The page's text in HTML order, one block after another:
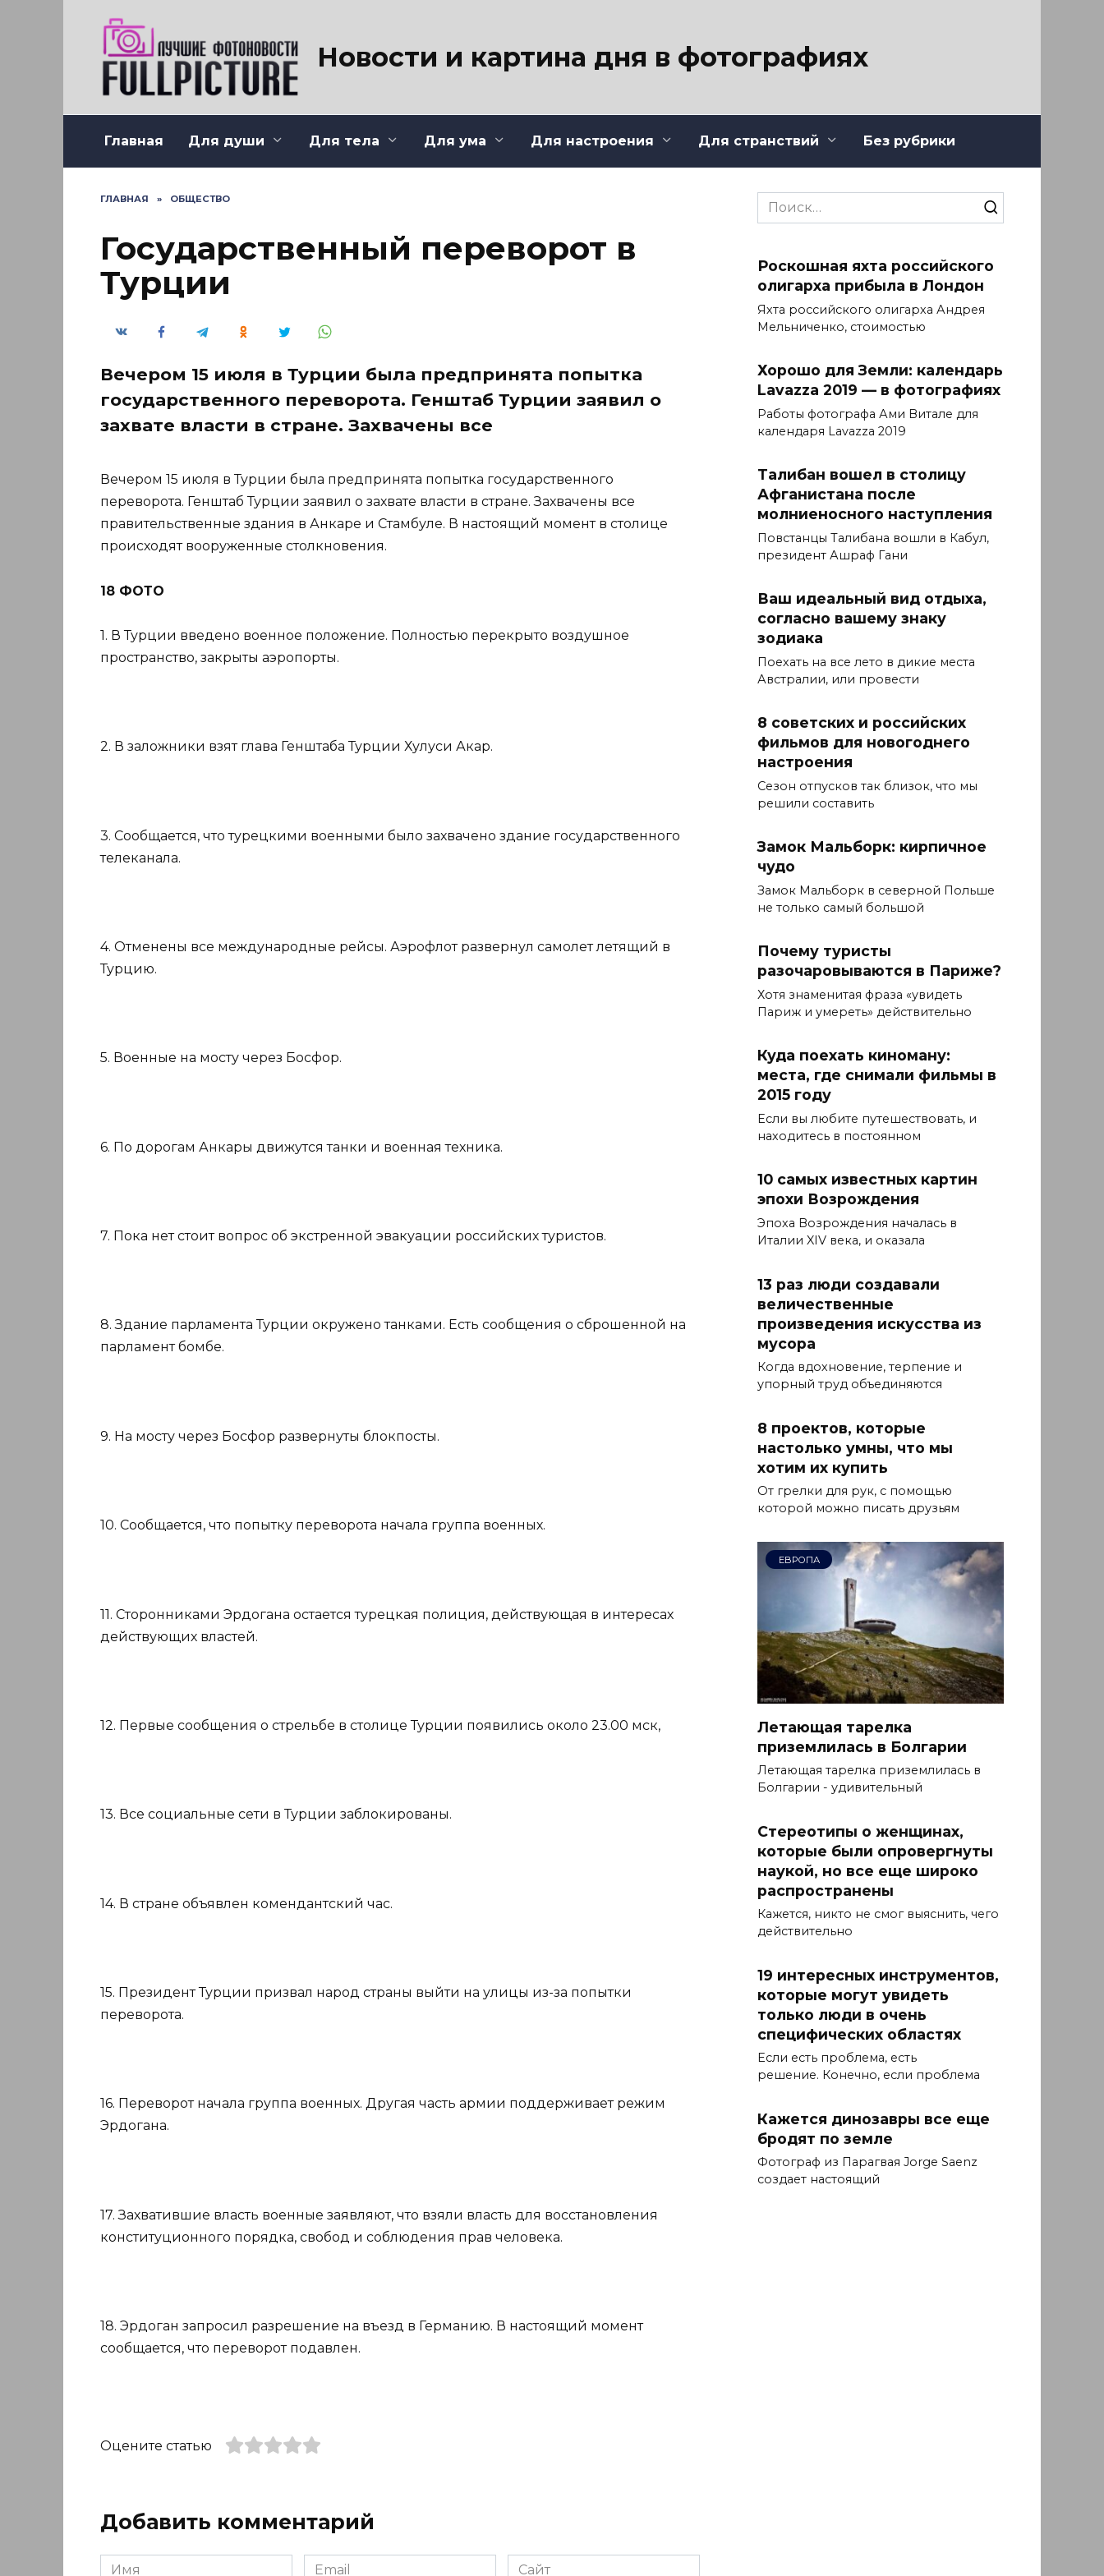
Новости и картина дня в фотографиях
Главная Для души Для тела Для ума Для настроения Для странствий Без рубрики
ГЛАВНАЯ » ОБЩЕСТВО
Государственный переворот в
Турции
Вечером 15 июля в Турции была предпринята попытка
государственного переворота. Генштаб Турции заявил о
захвате власти в стране. Захвачены все
Вечером 15 июля в Турции была предпринята попытка государственного
переворота. Генштаб Турции заявил о захвате власти в стране. Захвачены все
правительственные здания в Анкаре и Стамбуле. В настоящий момент в столице
происходят вооруженные столкновения.
18 ФОТО
1. В Турции введено военное положение. Полностью перекрыто воздушное
пространство, закрыты аэропорты.
2. В заложники взят глава Генштаба Турции Хулуси Акар.
3. Сообщается, что турецкими военными было захвачено здание государственного
телеканала.
4. Отменены все международные рейсы. Аэрофлот развернул самолет летящий в
Турцию.
5. Военные на мосту через Босфор.
6. По дорогам Анкары движутся танки и военная техника.
7. Пока нет стоит вопрос об экстренной эвакуации российских туристов.
8. Здание парламента Турции окружено танками. Есть сообщения о сброшенной на
парламент бомбе.
9. На мосту через Босфор развернуты блокпосты.
10. Сообщается, что попытку переворота начала группа военных.
11. Сторонниками Эрдогана остается турецкая полиция, действующая в интересах
действующих властей.
12. Первые сообщения о стрельбе в столице Турции появились около 23.00 мск,
13. Все социальные сети в Турции заблокированы.
14. В стране объявлен комендантский час.
15. Президент Турции призвал народ страны выйти на улицы из-за попытки
переворота.
16. Переворот начала группа военных. Другая часть армии поддерживает режим
Эрдогана.
17. Захватившие власть военные заявляют, что взяли власть для восстановления
конституционного порядка, свобод и соблюдения прав человека.
18. Эрдоган запросил разрешение на въезд в Германию. В настоящий момент
сообщается, что переворот подавлен.
Оцените статью
Добавить комментарий
Имя
Email
Сайт
Search
for:
Роскошная яхта российского
олигарха прибыла в Лондон
Яхта российского олигарха Андрея
Мельниченко, стоимостью
Хорошо для Земли: календарь
Lavazza 2019 — в фотографиях
Работы фотографа Ами Витале для
календаря Lavazza 2019
Талибан вошел в столицу
Афганистана после
молниеносного наступления
Повстанцы Талибана вошли в Кабул,
президент Ашраф Гани
Ваш идеальный вид отдыха,
согласно вашему знаку
зодиака
Поехать на все лето в дикие места
Австралии, или провести
8 советских и российских
фильмов для новогоднего
настроения
Сезон отпусков так близок, что мы
решили составить
Замок Мальборк: кирпичное
чудо
Замок Мальборк в северной Польше
не только самый большой
Почему туристы
разочаровываются в Париже?
Хотя знаменитая фраза «увидеть
Париж и умереть» действительно
Куда поехать киноману:
места, где снимали фильмы в
2015 году
Если вы любите путешествовать, и
находитесь в постоянном
10 самых известных картин
эпохи Возрождения
Эпоха Возрождения началась в
Италии XIV века, и оказала
13 раз люди создавали
величественные
произведения искусства из
мусора
Когда вдохновение, терпение и
упорный труд объединяются
8 проектов, которые
настолько умны, что мы
хотим их купить
От грелки для рук, с помощью
которой можно писать друзьям
ЕВРОПА
Летающая тарелка
приземлилась в Болгарии
Летающая тарелка приземлилась в
Болгарии - удивительный
Стереотипы о женщинах,
которые были опровергнуты
наукой, но все еще широко
распространены
Кажется, никто не смог выяснить, чего
действительно
19 интересных инструментов,
которые могут увидеть
только люди в очень
специфических областях
Если есть проблема, есть
решение. Конечно, если проблема
Кажется динозавры все еще
бродят по земле
Фотограф из Парагвая Jorge Saenz
создает настоящий